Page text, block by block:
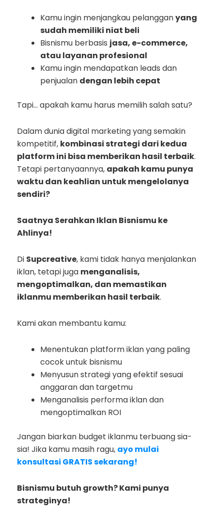
Kamu ingin menjangkau pelangganyang
sudah memiliki niat beli
Bisnismu berbasis jasa, e-commerce,
atau layanan profesional
Kamu ingin mendapatkan leads dan
penjualan dengan lebih cepat
Tapi… apakah kamu harus memilih salah satu?
Dalam dunia digital marketing yang semakin
kompetitif, kombinasi strategi dari kedua
platform ini bisa memberikan hasil terbaik.
Tetapi pertanyaannya, apakah kamu punya
waktu dan keahlian untuk mengelolanya
sendiri?
Saatnya Serahkan Iklan Bisnismu ke
Ahlinya!
Di Supcreative, kami tidak hanya menjalankan
iklan, tetapi juga menganalisis,
mengoptimalkan, dan memastikan
iklanmu memberikan hasil terbaik.
Kami akan membantu kamu:
Menentukan platform iklan yang paling
cocok untuk bisnismu
Menyusun strategi yang efektif sesuai
anggaran dan targetmu
Menganalisis performa iklan dan
mengoptimalkan ROI
Jangan biarkan budget iklanmu terbuang sia-
sia! Jika kamu masih ragu, ayo mulai
konsultasi GRATIS sekarang!
Bisnismu butuh growth? Kami punya
strateginya!